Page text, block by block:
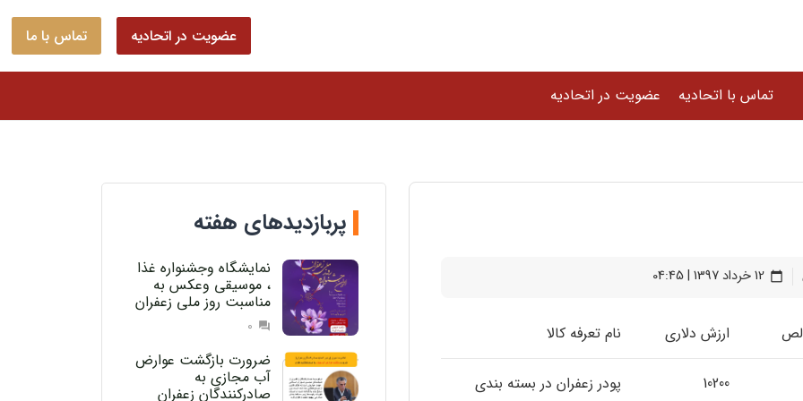
عضویت در اتحادیه تماس با ما
تماس با اتحادیه عضویت در اتحادیه
calendar_today 12 خرداد 1397 | 04:45
ارزش دلاری نام تعرفه کالا
10200
پودر زعفران در بسته بندی
پربازدیدهای هفته
نمایشگاه وجشنواره غذا
، موسیقی وعکس به
مناسبت روز ملی زعفران
question_answer
0
ضرورت بازگشت عوارض
آب مجازی به
صادرکنندگان زعفران